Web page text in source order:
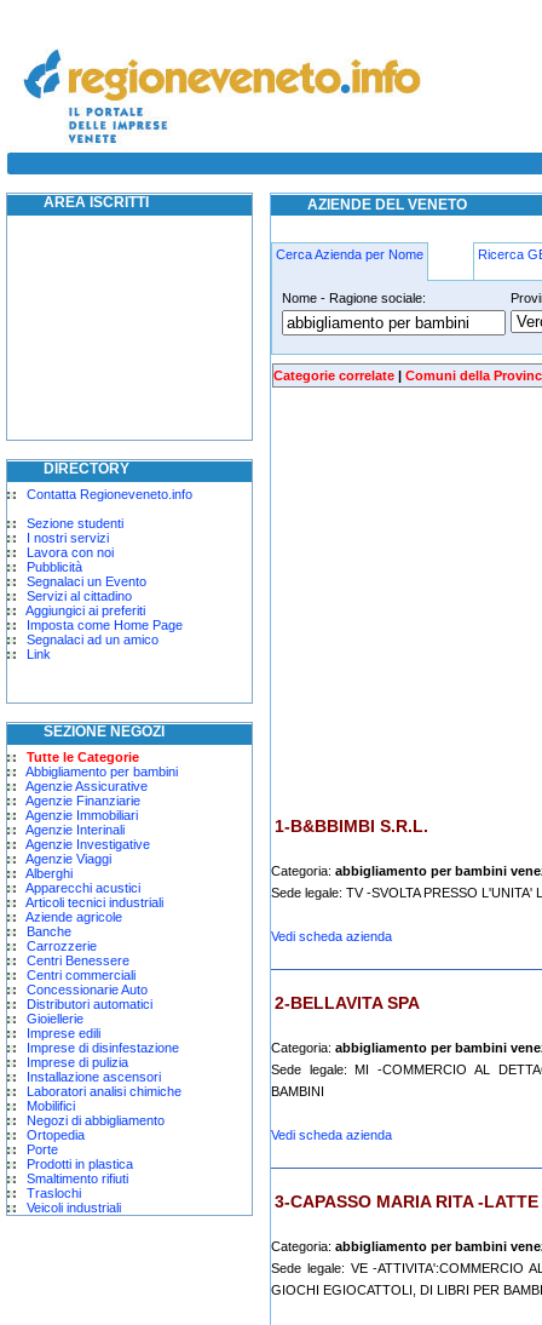
abbigliamento-per-bambini venezia
AREA ISCRITTI
DIRECTORY
Contatta Regioneveneto.info
Sezione studenti
I nostri servizi
Lavora con noi
Pubblicità
Segnalaci un Evento
Servizi al cittadino
Aggiungici ai preferiti
Imposta come Home Page
Segnalaci ad un amico
Link
SEZIONE NEGOZI
Tutte le Categorie
Abbigliamento per bambini
Agenzie Assicurative
Agenzie Finanziarie
Agenzie Immobiliari
Agenzie Interinali
Agenzie Investigative
Agenzie Viaggi
Alberghi
Apparecchi acustici
Articoli tecnici industriali
Aziende agricole
Banche
Carrozzerie
Centri Benessere
Centri commerciali
Concessionarie Auto
Distributori automatici
Gioiellerie
Imprese edili
Imprese di disinfestazione
Imprese di pulizia
Installazione ascensori
Laboratori analisi chimiche
Mobilifici
Negozi di abbigliamento
Ortopedia
Porte
Prodotti in plastica
Smaltimento rifiuti
Traslochi
Veicoli industriali
AZIENDE DEL VENETO
Cerca Azienda per Nome Ricerca
Nome - Ragione sociale:
abbigliamento-per-bambini venezia
Categorie correlate | Comuni della
1-B&BBIMBI S.R.L.
Categoria: abbigliamento per bambini
Sede legale: TV -SVOLTA PRESSO L'UNITA'
Vedi scheda azienda
2-BELLAVITA SPA
Categoria: abbigliamento per bambini
Sede legale: MI -COMMERCIO AL
BAMBINI
Vedi scheda azienda
3-CAPASSO MARIA RITA -
Categoria: abbigliamento per bambini
Sede legale: VE -ATTIVITA':COMMERCIO
GIOCHI EGIOCATTOLI, DI LIBRI PER